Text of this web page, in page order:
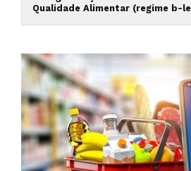
Qualidade Alimentar (regime b-